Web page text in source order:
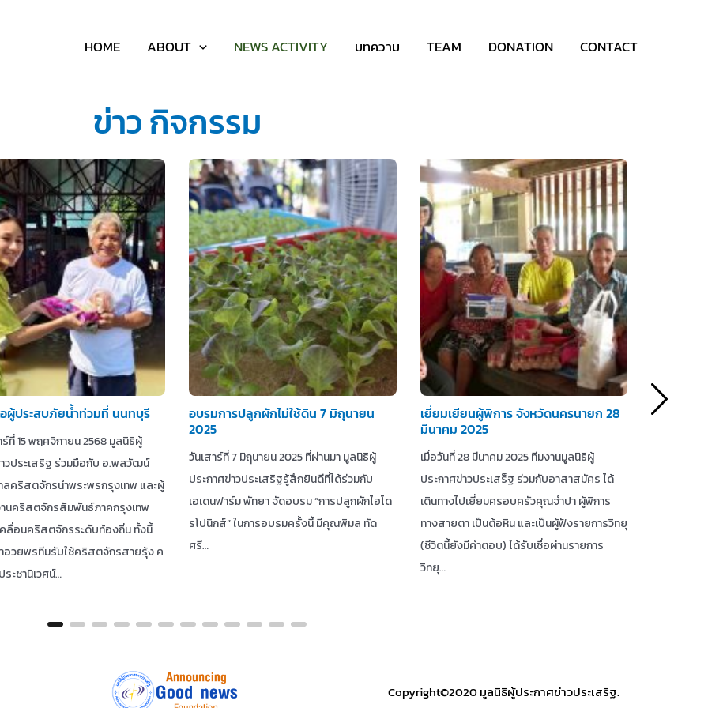
HOME ABOUT NEWS ACTIVITY บทความ TEAM DONATION CONTACT
ข่าว กิจกรรม
ผู้ประสบภัยน้ำท่วมที่ นนทบุรี
ร์ที่ 15 พฤศจิกายน 2568 มูลนิธิผู้
วประเสริฐ ร่วมมือกับ อ.พลวัฒน์
คริสตจักรนำพระพรกรุงเทพ และผู้
นคริสตจักรสัมพันธ์ภาคกรุงเทพ
ลื่อนคริสตจักรระดับท้องถิ่น ทั้งนี้
อวยพรทีมรับใช้คริสตจักรสายรุ้ง ค
ะชานิเวศน์…
อบรมการปลูกผักไม่ใช้ดิน 7 มิถุนายน
2025
วันเสาร์ที่ 7 มิถุนายน 2025 ที่ผ่านมา มูลนิธิผู้
ประกาศข่าวประเสริฐรู้สึกยินดีที่ได้ร่วมกับ
เอเดนฟาร์ม พัทยา จัดอบรม “การปลูกผักไฮโด
รโปนิกส์” ในการอบรมครั้งนี้ มีคุณพิมล ทัด
ศรี…
เยี่ยมเยียนผู้พิการ จังหวัดนครนายก 28
มีนาคม 2025
เมื่อวันที่ 28 มีนาคม 2025 ทีมงานมูลนิธิผู้
ประกาศข่าวประเสร็ฐ ร่วมกับอาสาสมัคร ได้
เดินทางไปเยี่ยมครอบครัวคุณจำปา ผู้พิการ
ทางสายตา เป็นต้อหิน และเป็นผู้ฟังรายการวิทยุ
(ชีวิตนี้ยังมีคำตอบ) ได้รับเชื่อผ่านรายการ
วิทยุ…
เยี่ยมผู้ป่ว
Copyright©2020 มูลนิธิผู้ประกาศข่าวประเสริฐ.